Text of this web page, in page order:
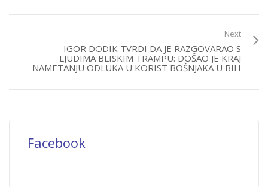
Next
IGOR DODIK TVRDI DA JE RAZGOVARAO S
LJUDIMA BLISKIM TRAMPU: DOŠAO JE KRAJ
NAMETANJU ODLUKA U KORIST BOŠNJAKA U BIH
Facebook